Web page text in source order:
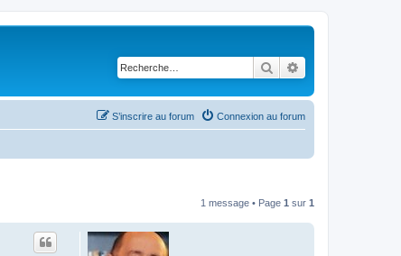
Rechercher
Connexion au forum
S’inscrire au forum
1 message • Page 1 sur 1